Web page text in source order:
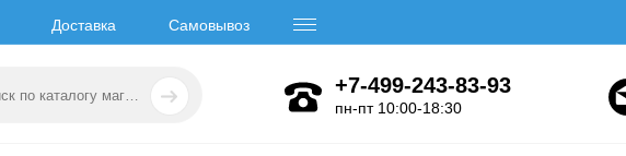
Доставка Самовывоз
+7-499-243-83-93
пн-пт 10:00-18:30